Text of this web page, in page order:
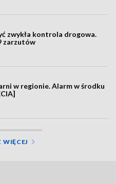
zwykła kontrola drogowa.
zarzutów
w regionie. Alarm w środku